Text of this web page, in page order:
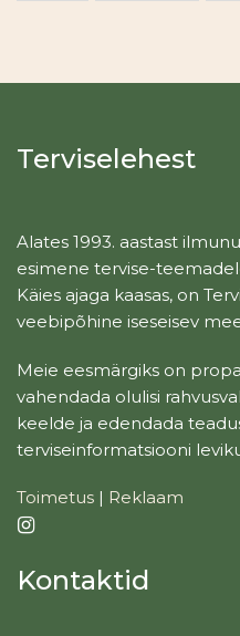
Terviselehest
Alates 1993. aastast
esimene tervise-
Käies ajaga kaasas, on
veebipõhine iseseisev
Meie eesmärgiks on
vahendada olulisi
keelde ja edendada
terviseinformatsiooni
Toimetus | Reklaam
Kontaktid